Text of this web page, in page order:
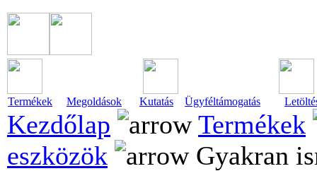
Termékek Megoldások Kutatás Ügyféltámogatás
Kezdőlap
Termékek
eszközök
Gyakran